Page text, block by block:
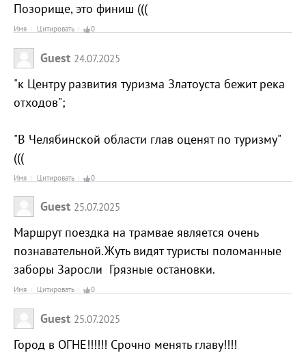
Позорище, это финиш (((
Имя Цитировать 0
Guest 24.07.2025
"к Центру развития туризма Златоуста бежит река
отходов";
"В Челябинской области глав оценят по туризму"
(((
Имя Цитировать 0
Guest 25.07.2025
Маршрут поездка на трамвае является очень
познавательной.Жуть видят туристы поломанные
заборы Заросли Грязные остановки.
Имя Цитировать 0
Guest 25.07.2025
Город в ОГНЕ!!!!!! Срочно менять главу!!!!